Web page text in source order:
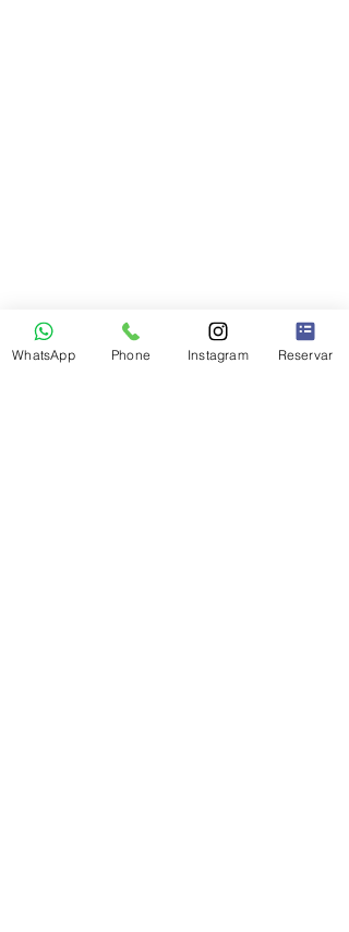
WhatsApp Phone Instagram Reservar